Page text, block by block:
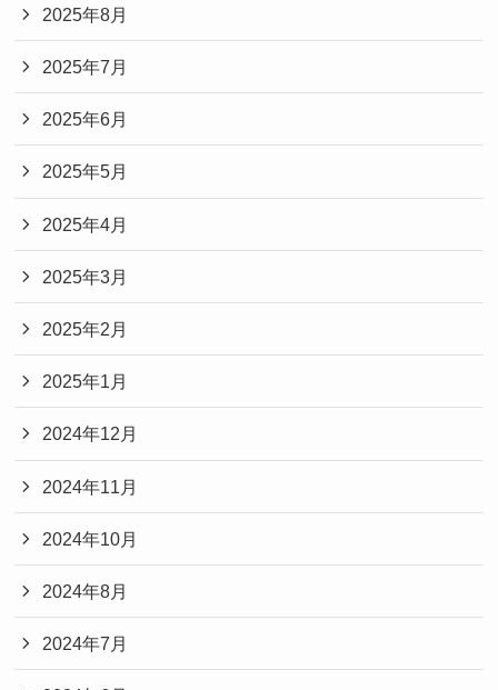
2025年8月
2025年7月
2025年6月
2025年5月
2025年4月
2025年3月
2025年2月
2025年1月
2024年12月
2024年11月
2024年10月
2024年8月
2024年7月